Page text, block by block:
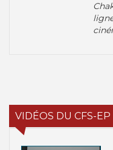
VIDÉOS DU CFS-EP